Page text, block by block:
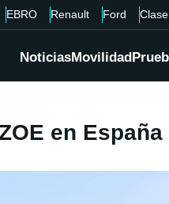
EBRO Renault Ford
NoticiasMovilidad
en España